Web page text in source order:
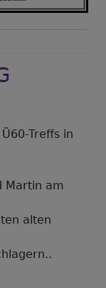
Treffs in
Martin am
alten